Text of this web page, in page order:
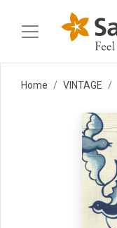
Home VINTAGE